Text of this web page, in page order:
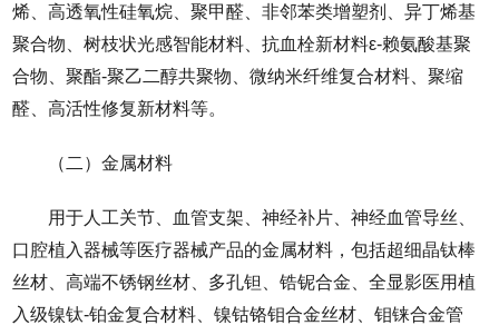
烯、高透氧性硅氧烷、聚甲醛、非邻苯类增塑剂、异丁烯基
聚合物、树枝状光感智能材料、抗血栓新材料ε-赖氨酸基聚
合物、聚酯-聚乙二醇共聚物、微纳米纤维复合材料、聚缩
醛、高活性修复新材料等。
（二）金属材料
用于人工关节、血管支架、神经补片、神经血管导丝、
口腔植入器械等医疗器械产品的金属材料，包括超细晶钛棒
丝材、高端不锈钢丝材、多孔钽、锆铌合金、全显影医用植
入级镍钛-铂金复合材料、镍钴铬钼合金丝材、钼铼合金管